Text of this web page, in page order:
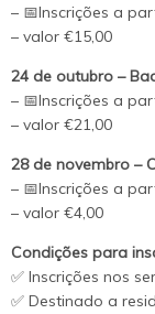
– 📅Inscrições a
– valor €15,00
24 de outubro –
– 📅Inscrições a
– valor €21,00
28 de novembro –
– 📅Inscrições a
– valor €4,00
Condições para
✅ Inscrições nos
✅ Destinado a